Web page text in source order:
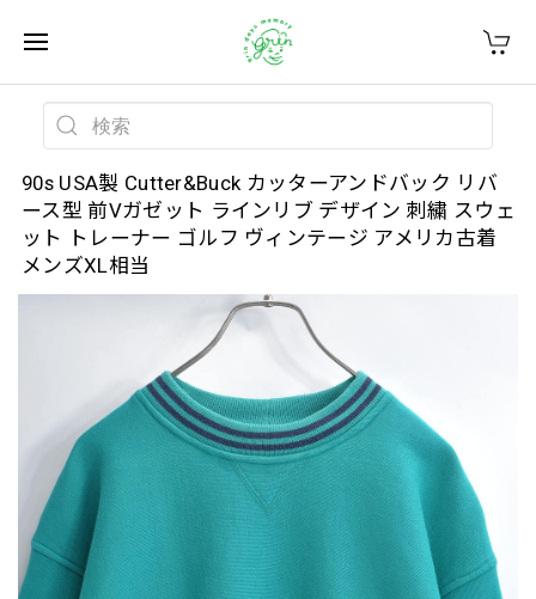
90s USA製 Cutter&Buck カッターアンドバック リバ
ース型 前Vガゼット ラインリブ デザイン 刺繍 スウェ
ット トレーナー ゴルフ ヴィンテージ アメリカ古着
メンズXL相当